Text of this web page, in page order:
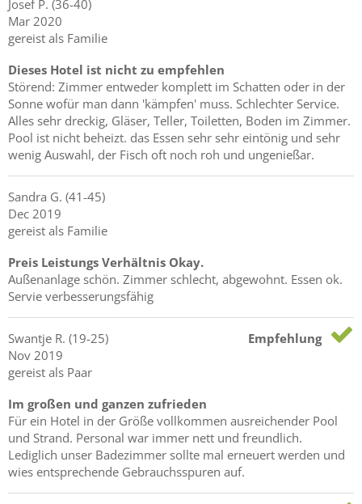
Josef P. (36-40)
Mar 2020
gereist als Familie
Dieses Hotel ist nicht zu empfehlen
Störend: Zimmer entweder komplett im Schatten oder in der
Sonne wofür man dann 'kämpfen' muss. Schlechter Service.
Alles sehr dreckig, Gläser, Teller, Toiletten, Boden im Zimmer.
Pool ist nicht beheizt. das Essen sehr sehr eintönig und sehr
wenig Auswahl, der Fisch oft noch roh und ungenießar.
Sandra G. (41-45)
Dec 2019
gereist als Familie
Preis Leistungs Verhältnis Okay.
Außenanlage schön. Zimmer schlecht, abgewohnt. Essen ok.
Servie verbesserungsfähig
Swantje R. (19-25)
Nov 2019
gereist als Paar
Empfehlung
Im großen und ganzen zufrieden
Für ein Hotel in der Größe vollkommen ausreichender Pool
und Strand. Personal war immer nett und freundlich.
Lediglich unser Badezimmer sollte mal erneuert werden und
wies entsprechende Gebrauchsspuren auf.